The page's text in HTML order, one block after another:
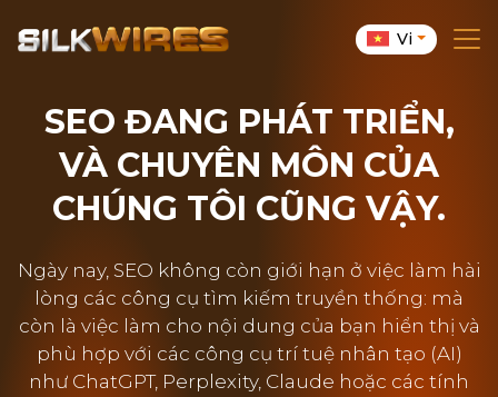
Vi
SEO ĐANG PHÁT TRIỂN,
VÀ CHUYÊN MÔN CỦA
CHÚNG TÔI CŨNG VẬY.
Ngày nay, SEO không còn giới hạn ở việc làm hài
lòng các công cụ tìm kiếm truyền thống: mà
còn là việc làm cho nội dung của bạn hiển thị và
phù hợp với các công cụ trí tuệ nhân tạo (AI)
như ChatGPT, Perplexity, Claude hoặc các tính